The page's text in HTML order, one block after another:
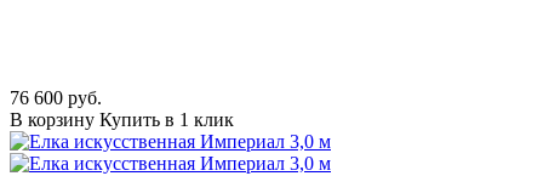
76 600 руб.
В корзину Купить в 1 клик